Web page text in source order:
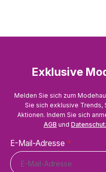
Exklusive
Melden Sie sich zum
Sie sich exklusive
Aktionen. Indem Sie sich
AGB und
E-Mail-Adresse *